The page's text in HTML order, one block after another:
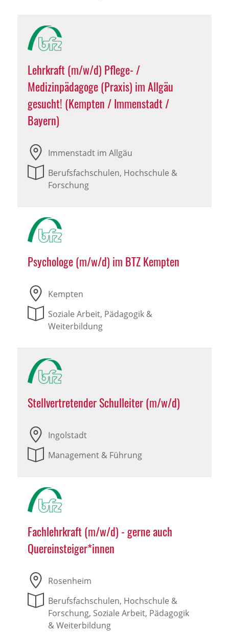
Lehrkraft (m/w/d) Pflege- /
Medizinpädagoge (Praxis) im Allgäu
gesucht! (Kempten / Immenstadt /
Bayern)
Immenstadt im Allgäu
Berufsfachschulen, Hochschule &
Forschung
Psychologe (m/w/d) im BTZ Kempten
Kempten
Soziale Arbeit, Pädagogik &
Weiterbildung
Stellvertretender Schulleiter (m/w/d)
Ingolstadt
Management & Führung
Fachlehrkraft (m/w/d) - gerne auch
Quereinsteiger*innen
Rosenheim
Berufsfachschulen, Hochschule &
Forschung, Soziale Arbeit, Pädagogik
& Weiterbildung